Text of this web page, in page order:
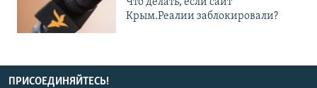
Крым.Реалии заблокировали?
ПРИСОЕДИНЯЙТЕСЬ!